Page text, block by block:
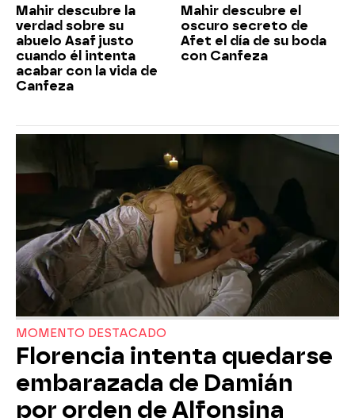
Mahir descubre la
verdad sobre su
abuelo Asaf justo
cuando él intenta
acabar con la vida de
Canfeza
Mahir descubre el
oscuro secreto de
Afet el día de su boda
con Canfeza
MOMENTO DESTACADO
Florencia intenta quedarse
embarazada de Damián
por orden de Alfonsina